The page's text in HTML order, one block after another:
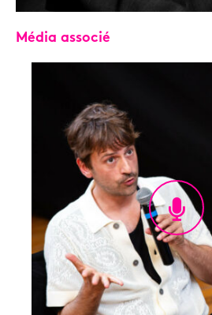
Média associé